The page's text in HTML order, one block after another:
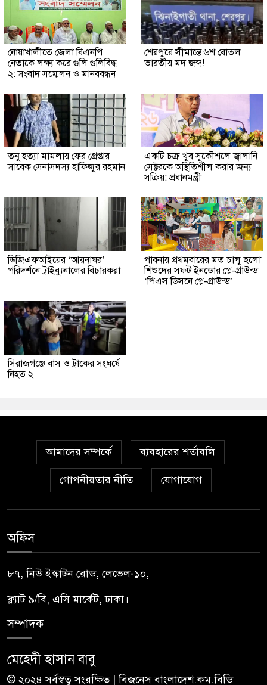
নোয়াখালীতে জেলা বিএনপি
নেতাকে লক্ষ্য করে গুলি গুলিবিদ্ধ
২: সংবাদ সম্মেলন ও মানববন্ধন
শেরপুরে সীমান্তে ৬শ বোতল
ভারতীয় মদ জব্দ!
তনু হত্যা মামলায় ফের গ্রেপ্তার
সাবেক সেনাসদস্য হাফিজুর রহমান
একটি চক্র খুব সুকৌশলে জ্বালানি
সেক্টরকে অস্থিতিশীল করার জন্য
সক্রিয়: প্রধানমন্ত্রী
ডিজিএফআইয়ের ‘আয়নাঘর’
পরিদর্শনে ট্রাইব্যুনালের বিচারকরা
পাবনায় প্রথমবারের মত চালু হলো
শিশুদের সফট ইনডোর প্লে-গ্রাউন্ড
‘পিএস ডিসনে প্লে-গ্রাউন্ড’
সিরাজগঞ্জে বাস ও ট্রাকের সংঘর্ষে
নিহত ২
আমাদের সম্পর্কে ব্যবহারের শর্তাবলি
গোপনীয়তার নীতি যোগাযোগ
অফিস
৮৭, নিউ ইস্কাটন রোড, লেভেল-১০,
ফ্ল্যাট ৯/বি, এসি মার্কেট, ঢাকা।
সম্পাদক
মেহেদী হাসান বাবু
© ২০২৪ সর্বস্বত্ব সংরক্ষিত | বিজনেস বাংলাদেশ.কম.বিডি